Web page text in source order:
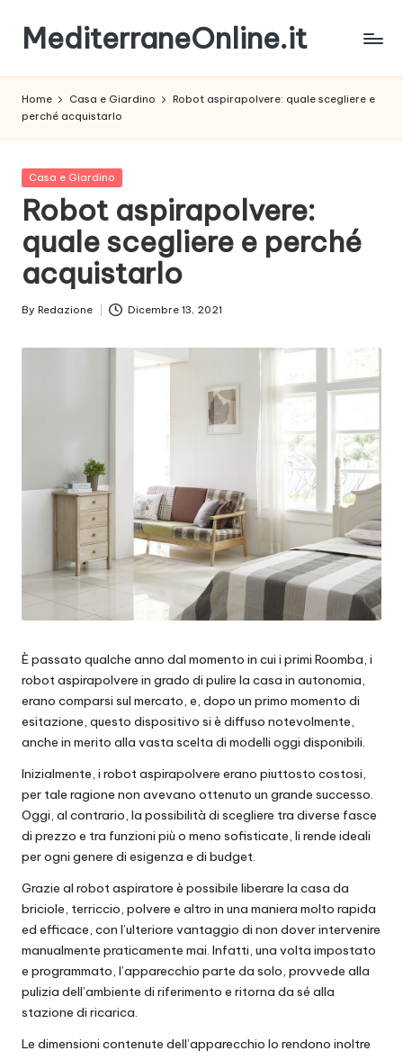
content
MediterraneOnline.it
aggiornato
nostre
News
Home Casa e Giardino
Robot aspirapolvere: quale scegliere e
perché acquistarlo
Posted
Casa e Giardino
Robot aspirapolvere:
quale scegliere e perché
acquistarlo
Posted
By Redazione Dicembre 13, 2021
È passato qualche anno dal momento in cui i primi Roomba, i
robot aspirapolvere in grado di pulire la casa in autonomia,
erano comparsi sul mercato, e, dopo un primo momento di
esitazione, questo dispositivo si è diffuso notevolmente,
anche in merito alla vasta scelta di modelli oggi disponibili.
Inizialmente, i robot aspirapolvere erano piuttosto costosi,
per tale ragione non avevano ottenuto un grande successo.
Oggi, al contrario, la possibilità di scegliere tra diverse fasce
di prezzo e tra funzioni più o meno sofisticate, li rende ideali
per ogni genere di esigenza e di budget.
Grazie al robot aspiratore è possibile liberare la casa da
briciole, terriccio, polvere e altro in una maniera molto rapida
ed efficace, con l’ulteriore vantaggio di non dover intervenire
manualmente praticamente mai. Infatti, una volta impostato
e programmato, l’apparecchio parte da solo, provvede alla
pulizia dell’ambiente di riferimento e ritorna da sé alla
stazione di ricarica.
Le dimensioni contenute dell’apparecchio lo rendono inoltre